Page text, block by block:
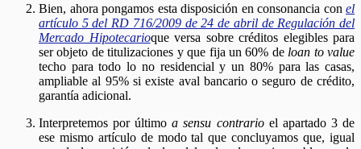
Bien, ahora pongamos esta disposición en consonancia con el
artículo 5 del RD 716/2009 de 24 de abril de Regulación del
Mercado Hipotecarioque versa sobre créditos elegibles para
ser objeto de titulizaciones y que fija un 60% de loan to value
techo para todo lo no residencial y un 80% para las casas,
ampliable al 95% si existe aval bancario o seguro de crédito,
garantía adicional.
Interpretemos por últimoa sensu contrarioel apartado 3 de
ese mismo artículo de modo tal que concluyamos que, igual